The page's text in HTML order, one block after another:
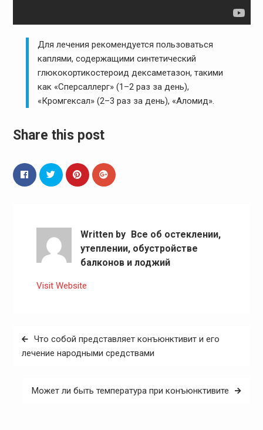
Для лечения рекомендуется пользоваться
каплями, содержащими синтетический
глюкокортикостероид дексаметазон, такими
как «Сперсаллерг» (1–2 раз за день),
«Кромгексал» (2–3 раз за день), «Аломид».
Share this post
Written by Все об остеклении,
утеплении, обустройстве
балконов и лоджий
Visit Website
Навигация
по
Что собой представляет конъюнктивит и его
лечение народными средствами
Может ли быть температура при конъюнктивите